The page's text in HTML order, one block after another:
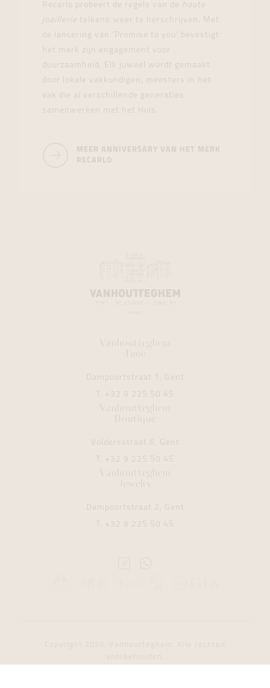
Recarlo probeert de regels van de
haute
joaillerie
telkens weer te herschrijven. Met
de lancering van ‘Promise to you’ bevestigt
het merk zijn engagement voor
duurzaamheid. Elk juweel wordt gemaakt
door lokale vakkundigen, meesters in het
vak die al verschillende generaties
samenwerken met het Huis.
MEER ANNIVERSARY VAN HET MERK
RECARLO
Vanhoutteghem
Time
Dampoortstraat 1, Gent
T. +32 9 225 50 45
Vanhoutteghem
Boutique
Voldersstraat 6, Gent
T. +32 9 225 50 45
Vanhoutteghem
Jewelry
Dampoortstraat 2, Gent
T. +32 9 225 50 45